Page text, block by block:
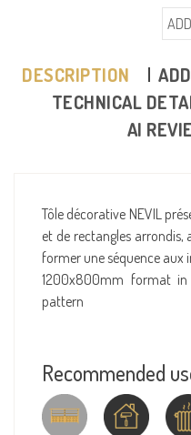
DESCRIPTION
TECHNICAL
AI
Tôle décorative NEVIL
et de rectangles arrondis,
former une séquence aux
1200x800mm format in
pattern
Recommended